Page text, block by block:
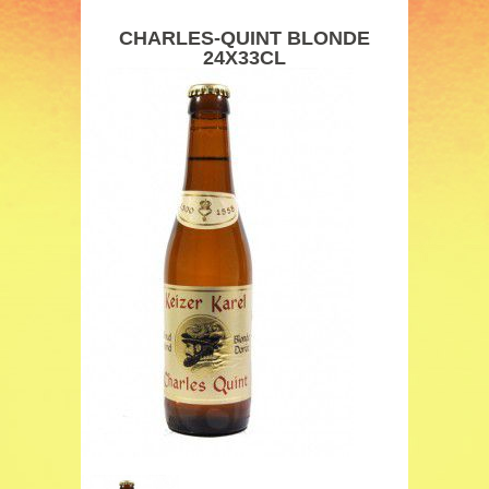
CHARLES-QUINT BLONDE
24X33CL